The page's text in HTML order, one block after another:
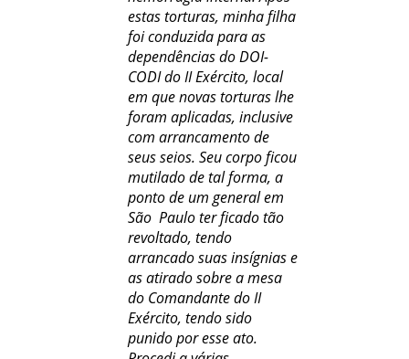
estas torturas, minha filha
foi conduzida para as
dependências do DOI-
CODI do II Exército, local
em que novas torturas lhe
foram aplicadas, inclusive
com arrancamento de
seus seios. Seu corpo ficou
mutilado de tal forma, a
ponto de um general em
São Paulo ter ficado tão
revoltado, tendo
arrancado suas insígnias e
as atirado sobre a mesa
do Comandante do II
Exército, tendo sido
punido por esse ato.